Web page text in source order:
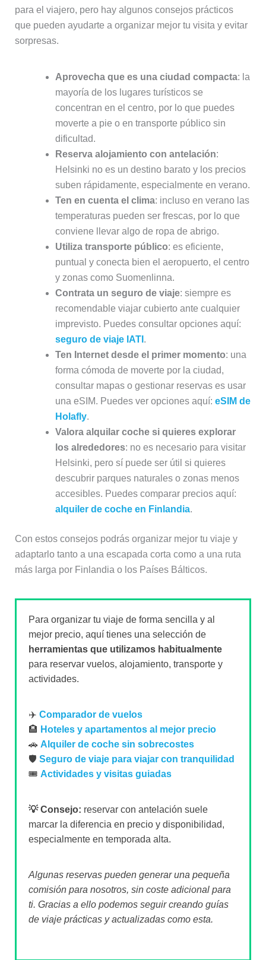
para el viajero, pero hay algunos consejos prácticos
que pueden ayudarte a organizar mejor tu visita y evitar
sorpresas.
Aprovecha que es una ciudad compacta: la
mayoría de los lugares turísticos se
concentran en el centro, por lo que puedes
moverte a pie o en transporte público sin
dificultad.
Reserva alojamiento con antelación:
Helsinki no es un destino barato y los precios
suben rápidamente, especialmente en verano.
Ten en cuenta el clima: incluso en verano las
temperaturas pueden ser frescas, por lo que
conviene llevar algo de ropa de abrigo.
Utiliza transporte público: es eficiente,
puntual y conecta bien el aeropuerto, el centro
y zonas como Suomenlinna.
Contrata un seguro de viaje: siempre es
recomendable viajar cubierto ante cualquier
imprevisto. Puedes consultar opciones aquí:
seguro de viaje IATI .
Ten Internet desde el primer momento: una
forma cómoda de moverte por la ciudad,
consultar mapas o gestionar reservas es usar
una eSIM. Puedes ver opciones aquí: eSIM de
Holafly.
Valora alquilar coche si quieres explorar
los alrededores: no es necesario para visitar
Helsinki, pero sí puede ser útil si quieres
descubrir parques naturales o zonas menos
accesibles. Puedes comparar precios aquí:
alquiler de coche en Finlandia.
Con estos consejos podrás organizar mejor tu viaje y
adaptarlo tanto a una escapada corta como a una ruta
más larga por Finlandia o los Países Bálticos.
Para organizar tu viaje de forma sencilla y al
mejor precio, aquí tienes una selección de
herramientas que utilizamos habitualmente
para reservar vuelos, alojamiento, transporte y
actividades.
✈️ Comparador de vuelos
🏨 Hoteles y apartamentos al mejor precio
🚗 Alquiler de coche sin sobrecostes
🛡️ Seguro de viaje para viajar con tranquilidad
🎟️ Actividades y visitas guiadas
💡 Consejo: reservar con antelación suele
marcar la diferencia en precio y disponibilidad,
especialmente en temporada alta.
Algunas reservas pueden generar una pequeña
comisión para nosotros, sin coste adicional para
ti. Gracias a ello podemos seguir creando guías
de viaje prácticas y actualizadas como esta.